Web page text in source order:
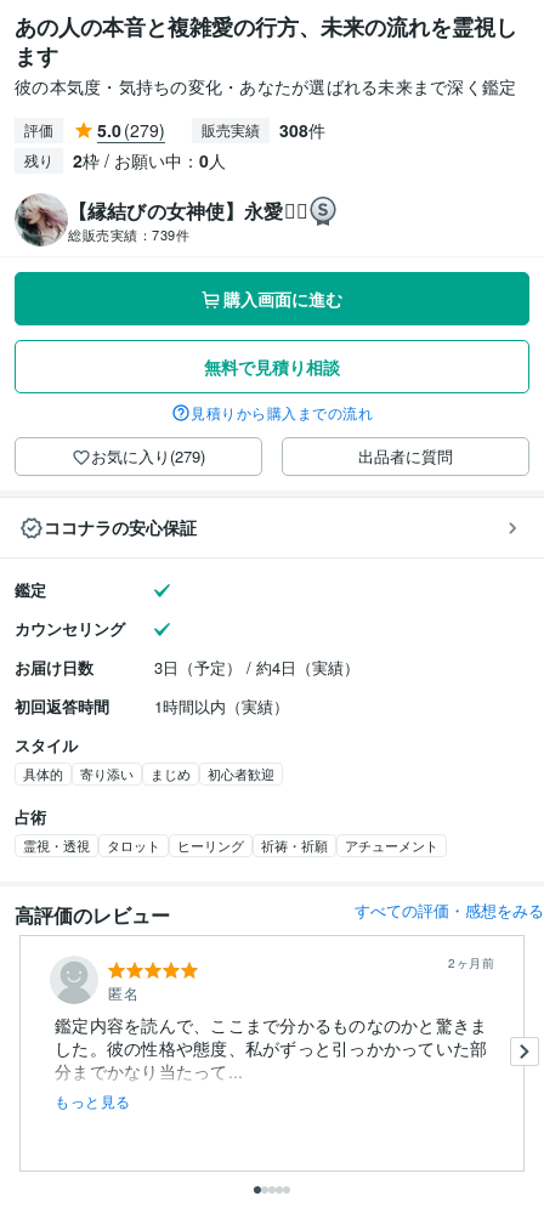
あの人の本音と複雑愛の行方、未来の流れを霊視し
ます
彼の本気度・気持ちの変化・あなたが選ばれる未来まで深く鑑定
評価 5.0(279) 販売実績 308件
残り 2枠 / お願い中： 0人
【縁結びの女神使】永愛❁⃘
総販売実績： 739件
購入画面に進む
無料で見積り相談
見積りから購入までの流れ
お気に入り(279) 出品者に質問
ココナラの安心保証
鑑定
カウンセリング
お届け日数
3日（予定） / 約4日（実績）
初回返答時間
1時間以内（実績）
スタイル
具体的 寄り添い まじめ 初心者歓迎
占術
霊視・透視 タロット ヒーリング 祈祷・祈願 アチューメント
高評価のレビュー すべての評価・感想をみる
匿名
2ヶ月前
鑑定内容を読んで、ここまで分かるものなのかと驚きま
した。彼の性格や態度、私がずっと引っかかっていた部
分までかなり当たって...
もっと見る